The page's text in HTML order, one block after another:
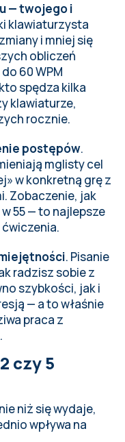
— twojego i
klawiaturzysta
i mniej się
obliczeń
60 WPM
spędza kilka
klawiaturze,
rocznie.
postępów.
mglisty cel
w konkretną grę z
Zobaczenie, jak
55 — to najlepsze
. Pisanie
radzisz sobie z
szybkości, jak i
— a to właśnie
praca z
czy 5
niż się wydaje,
wpływa na